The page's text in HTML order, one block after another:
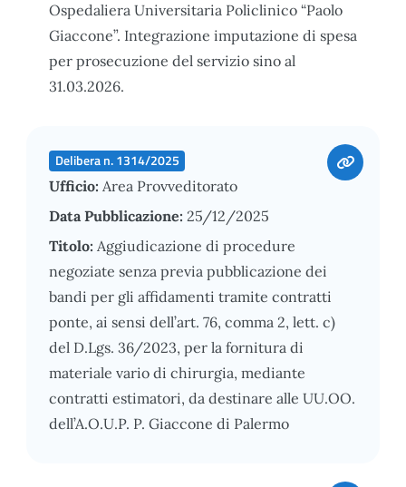
Ospedaliera Universitaria Policlinico “Paolo
Giaccone”. Integrazione imputazione di spesa
per prosecuzione del servizio sino al
31.03.2026.
Delibera n. 1314/2025
Ufficio: Area Provveditorato
Data Pubblicazione: 25/12/2025
Titolo: Aggiudicazione di procedure
negoziate senza previa pubblicazione dei
bandi per gli affidamenti tramite contratti
ponte, ai sensi dell’art. 76, comma 2, lett. c)
del D.Lgs. 36/2023, per la fornitura di
materiale vario di chirurgia, mediante
contratti estimatori, da destinare alle UU.OO.
dell’A.O.U.P. P. Giaccone di Palermo